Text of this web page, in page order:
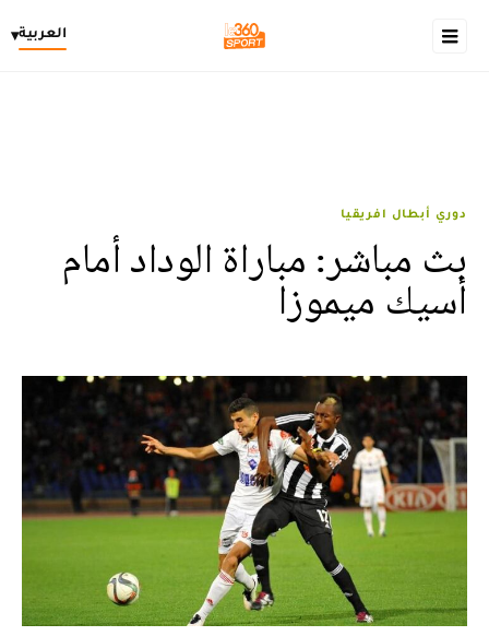
العربية▾
دوري أبطال افريقيا
بث مباشر: مباراة الوداد أمام
أسيك ميموزا